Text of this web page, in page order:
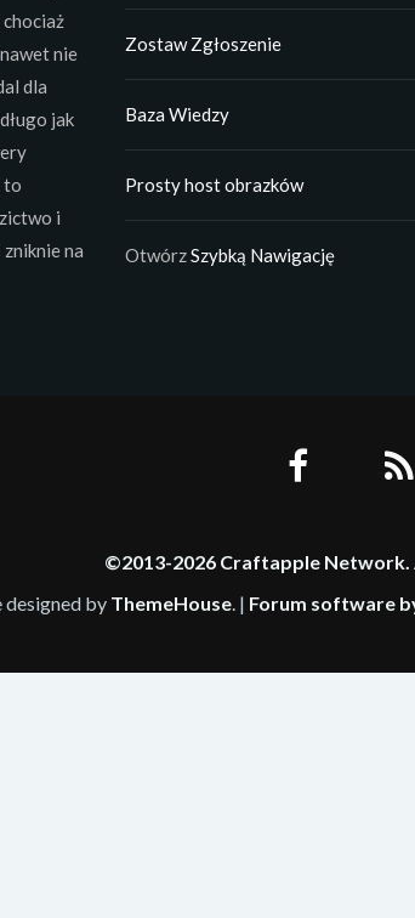
nie
dla
jak
to
i
na
Zostaw Zgłoszenie
Baza Wiedzy
Prosty host obrazków
OtwórzSzybką Nawigację
©2013-2026 Craftapple Network.
designed by ThemeHouse. | Forum software